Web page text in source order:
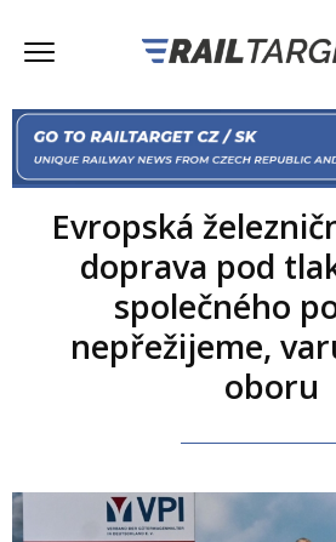
Evropská
doprava pod
společného
nepřežijeme,
oboru